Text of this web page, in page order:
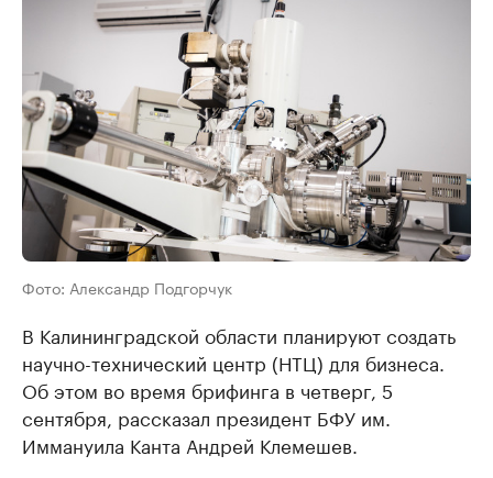
Фото: Александр Подгорчук
В Калининградской области планируют создать
научно-технический центр (НТЦ) для бизнеса.
Об этом во время брифинга в четверг, 5
сентября, рассказал президент БФУ им.
Иммануила Канта Андрей Клемешев.